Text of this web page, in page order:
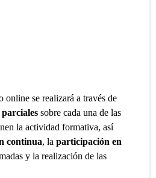
online se realizará a través de
parciales sobre cada una de las
la actividad formativa, así
continua, laparticipación en
y la realización de las